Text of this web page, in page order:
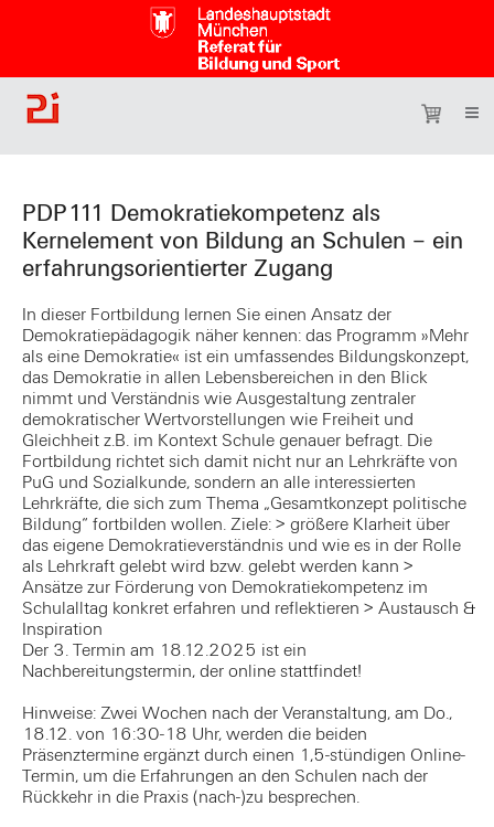
PDP111 Demokratiekompetenz als
Kernelement von Bildung an Schulen – ein
erfahrungsorientierter Zugang
In dieser Fortbildung lernen Sie einen Ansatz der
Demokratiepädagogik näher kennen: das Programm »Mehr
als eine Demokratie« ist ein umfassendes Bildungskonzept,
das Demokratie in allen Lebensbereichen in den Blick
nimmt und Verständnis wie Ausgestaltung zentraler
demokratischer Wertvorstellungen wie Freiheit und
Gleichheit z.B. im Kontext Schule genauer befragt. Die
Fortbildung richtet sich damit nicht nur an Lehrkräfte von
PuG und Sozialkunde, sondern an alle interessierten
Lehrkräfte, die sich zum Thema „Gesamtkonzept politische
Bildung“ fortbilden wollen. Ziele: > größere Klarheit über
das eigene Demokratieverständnis und wie es in der Rolle
als Lehrkraft gelebt wird bzw. gelebt werden kann >
Ansätze zur Förderung von Demokratiekompetenz im
Schulalltag konkret erfahren und reflektieren > Austausch &
Inspiration
Der 3. Termin am 18.12.2025 ist ein
Nachbereitungstermin, der online stattfindet!
Hinweise: Zwei Wochen nach der Veranstaltung, am Do.,
18.12. von 16:30-18 Uhr, werden die beiden
Präsenztermine ergänzt durch einen 1,5-stündigen Online-
Termin, um die Erfahrungen an den Schulen nach der
Rückkehr in die Praxis (nach-)zu besprechen.